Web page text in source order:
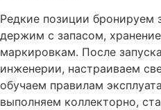
Редкие позиции бронируем
держим с запасом,
маркировкам. После
инженерии, настраиваем
обучаем правилам
выполняем коллекторно,